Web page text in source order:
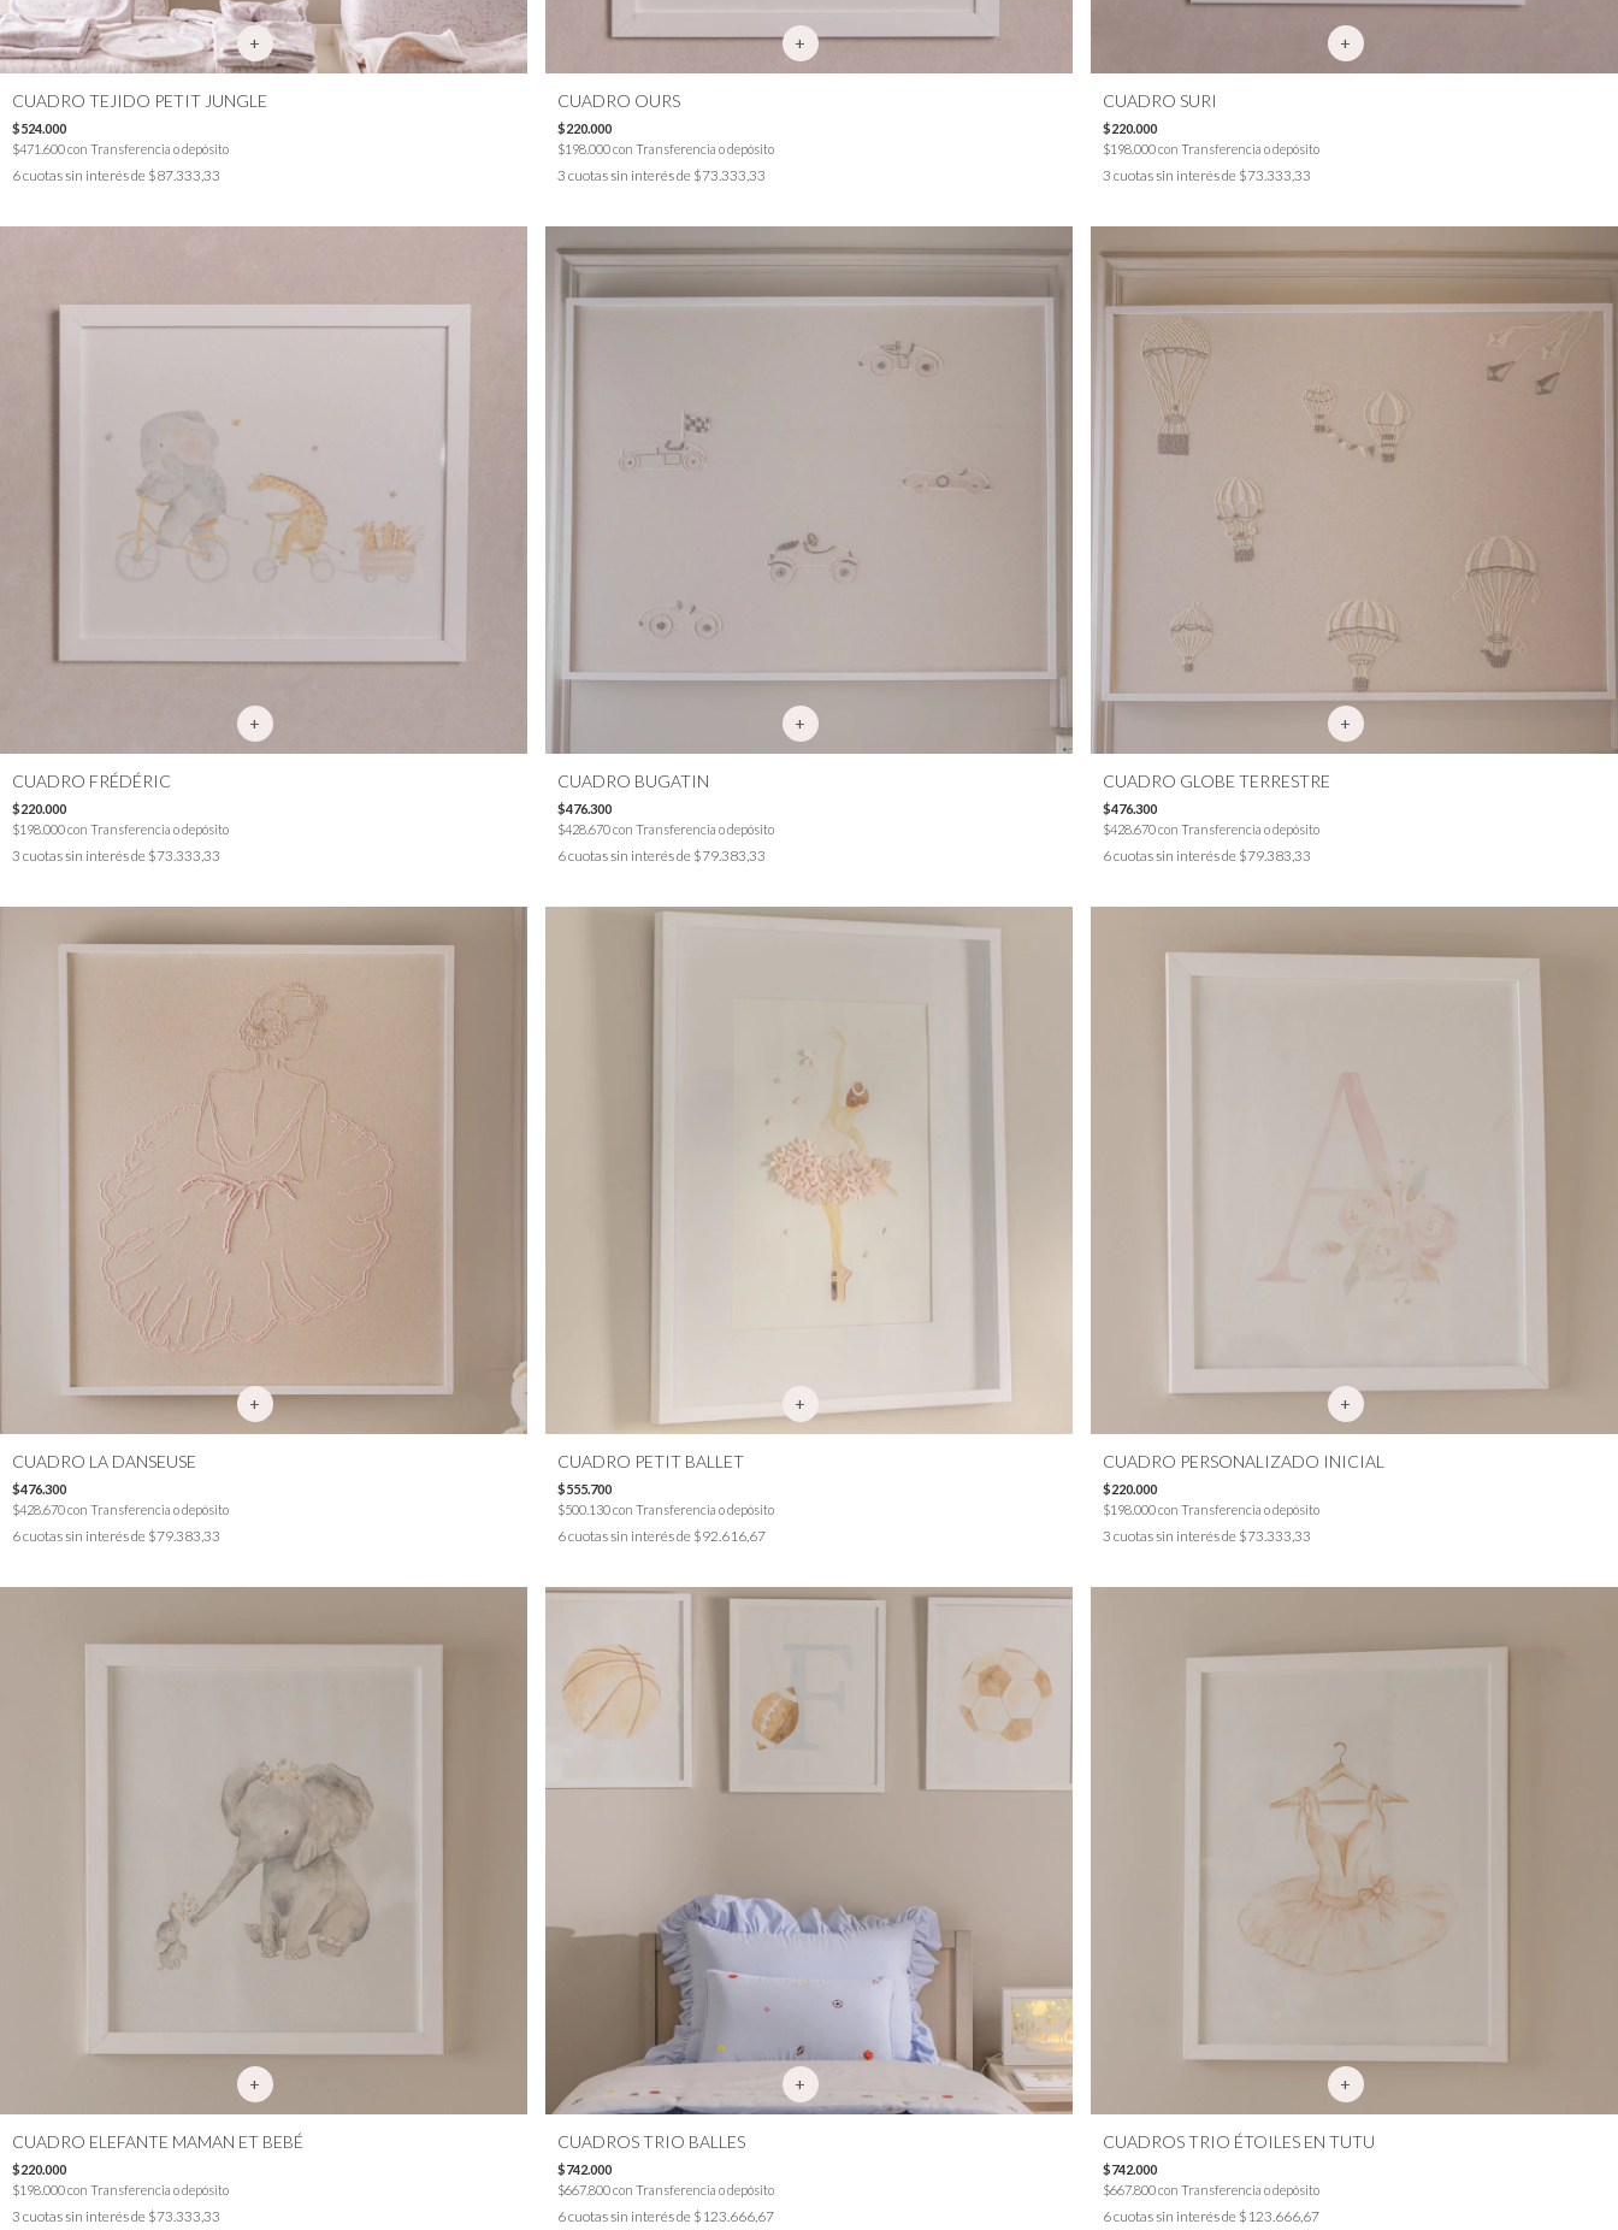
CUADRO TEJIDO PETIT JUNGLE
$524.000
$471.600con Transferencia o depósito
6cuotas sin interés de $87.333,33
CUADRO OURS
$220.000
$198.000con Transferencia o depósito
3 cuotas sin interés de $73.333,33
CUADRO SURI
$220.000
$198.000con Transferencia o depósito
3 cuotas sin interés de $73.333,33
CUADRO FRÉDÉRIC
$220.000
$198.000con Transferencia o depósito
3 cuotas sin interés de $73.333,33
CUADRO BUGATIN
$476.300
$428.670con Transferencia o depósito
6cuotas sin interés de $79.383,33
CUADRO GLOBE TERRESTRE
$476.300
$428.670con Transferencia o depósito
6cuotas sin interés de $79.383,33
CUADRO LA DANSEUSE
$476.300
$428.670con Transferencia o depósito
6cuotas sin interés de $79.383,33
CUADRO PETIT BALLET
$555.700
$500.130con Transferencia o depósito
6cuotas sin interés de $92.616,67
CUADRO PERSONALIZADO INICIAL
$220.000
$198.000con Transferencia o depósito
3 cuotas sin interés de $73.333,33
CUADRO ELEFANTE MAMAN ET BEBÉ
$220.000
$198.000con Transferencia o depósito
3 cuotas sin interés de $73.333,33
CUADROS TRIO BALLES
$742.000
$667.800con Transferencia o depósito
6cuotas sin interés de $123.666,67
CUADROS TRIO ÉTOILES EN TUTU
$742.000
$667.800con Transferencia o depósito
6cuotas sin interés de $123.666,67